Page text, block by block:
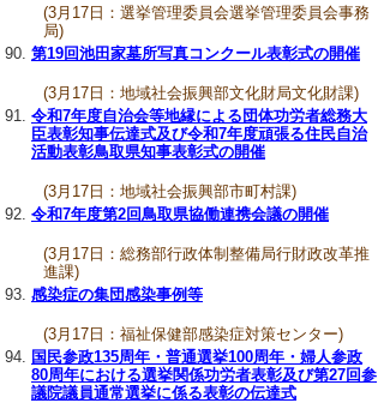
(3月17日：選挙管理委員会選挙管理委員会事務
局)
第19回池田家墓所写真コンクール表彰式の開催
(3月17日：地域社会振興部文化財局文化財課)
令和7年度自治会等地縁による団体功労者総務大
臣表彰知事伝達式及び令和7年度頑張る住民自治
活動表彰鳥取県知事表彰式の開催
(3月17日：地域社会振興部市町村課)
令和7年度第2回鳥取県協働連携会議の開催
(3月17日：総務部行政体制整備局行財政改革推
進課)
感染症の集団感染事例等
(3月17日：福祉保健部感染症対策センター)
国民参政135周年・普通選挙100周年・婦人参政
80周年における選挙関係功労者表彰及び第27回参
議院議員通常選挙に係る表彰の伝達式